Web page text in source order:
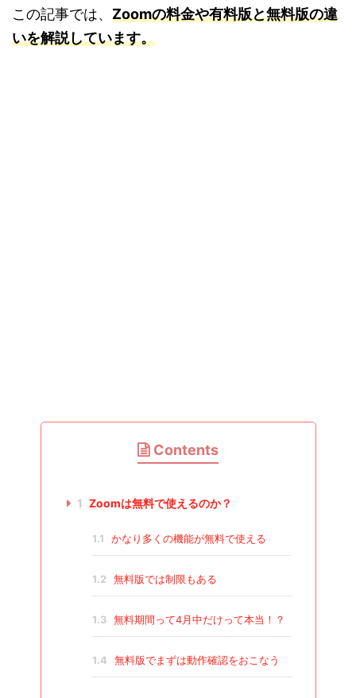
この記事では、 Zoomの料金や有料版と無料版の違
いを解説しています。
Contents
1 Zoomは無料で使えるのか？
1.1 かなり多くの機能が無料で使える
1.2 無料版では制限もある
1.3 無料期間って4月中だけって本当！？
1.4 無料版でまずは動作確認をおこなう